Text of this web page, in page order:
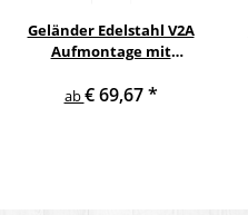
Geländer Edelstahl V2A
Aufmontage mit
Querstreben
ab€ 69,67*